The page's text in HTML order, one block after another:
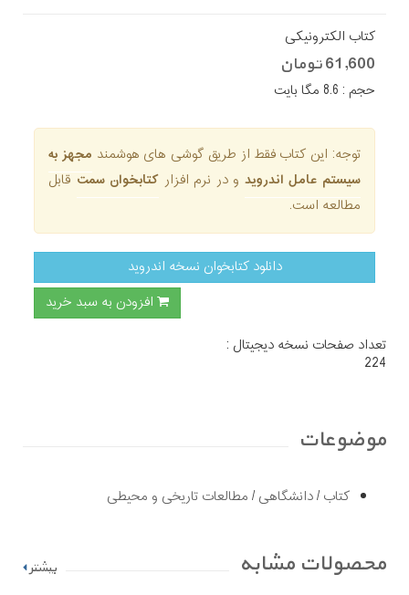
کتاب الکترونیکی
61,600 تومان
حجم : 8.6 مگا بایت
توجه: این کتاب فقط از طریق گوشی های هوشمند مجهز به
سیستم عامل اندروید و در نرم افزار کتابخوان سمتقابل
مطالعه است.
دانلود کتابخوان نسخه اندروید
افزودن به سبد خرید
تعداد صفحات نسخه دیجیتال :
224
موضوعات
کتاب/دانشگاهی/مطالعات تاریخی و محیطی
محصولات مشابه بیشتر